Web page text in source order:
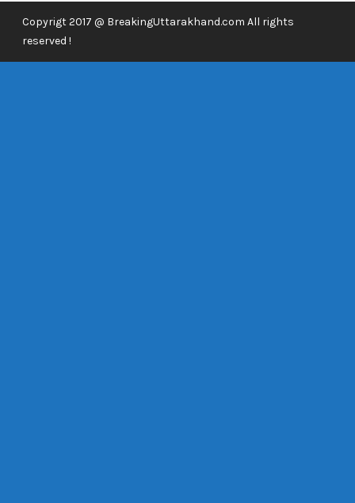
Copyrigt 2017 @ BreakingUttarakhand.com All rights
reserved !